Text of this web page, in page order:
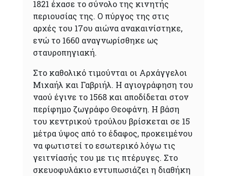
1821 έχασε το σύνολο της κινητής
περιουσίας της. Ο πύργος της στις
αρχές του 17ου αιώνα ανακαινίστηκε,
ενώ το 1660 αναγνωρίσθηκε ως
σταυροπηγιακή.
Στο καθολικό τιμούνται οι Αρχάγγελοι
Μιχαήλ και Γαβριήλ. Η αγιογράφηση του
ναού έγινε το 1568 και αποδίδεται στον
περίφημο ζωγράφο Θεοφάνη. Η βάση
του κεντρικού τρούλου βρίσκεται σε 15
μέτρα ύψος από το έδαφος, προκειμένου
να φωτιστεί το εσωτερικό λόγω τις
γειτνίασής του με τις πτέρυγες. Στο
σκευοφυλάκιο εντυπωσιάζει η διαθήκη